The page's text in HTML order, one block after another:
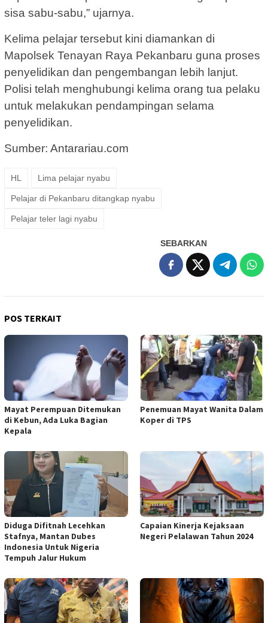
sisa sabu-sabu,” ujarnya.
Kelima pelajar tersebut kini diamankan di
Mapolsek Tenayan Raya Pekanbaru guna proses
penyelidikan dan pengembangan lebih lanjut.
Polisi telah menghubungi kelima orang tua pelaku
untuk melakukan pendampingan selama
penyelidikan.
Sumber: Antarariau.com
HL Lima pelajar nyabu
Pelajar di Pekanbaru ditangkap nyabu
Pelajar teler lagi nyabu
SEBARKAN
POS TERKAIT
Mayat Perempuan Ditemukan
di Kebun, Ada Luka Bagian
Kepala
Penemuan Mayat Wanita Dalam
Koper di TPS
Diduga Difitnah Lecehkan
Stafnya, Mantan Dubes
Indonesia Untuk Nigeria
Tempuh Jalur Hukum
Capaian Kinerja Kejaksaan
Negeri Pelalawan Tahun 2024